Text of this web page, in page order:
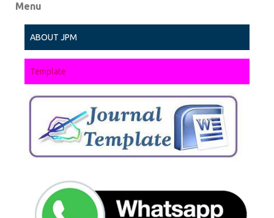
Menu
ABOUT JPM
Template